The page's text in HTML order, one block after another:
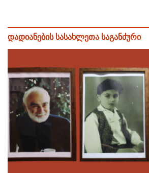
დადიანების სასახლეთა საგანძური